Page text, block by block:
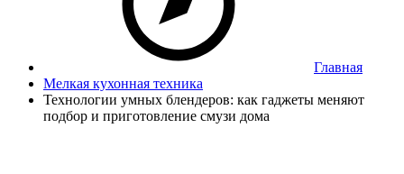
Главная
Мелкая кухонная техника
Технологии умных блендеров: как гаджеты меняют
подбор и приготовление смузи дома